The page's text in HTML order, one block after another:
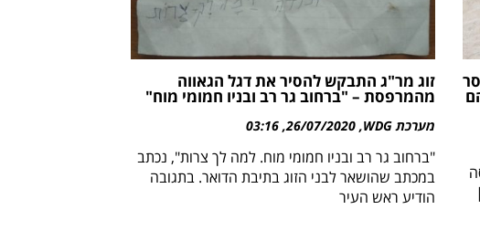
זוג מר"ג התבקש להסיר את דגל הגאווה
מהמרפסת – "ברחוב גר רב ובניו חמומי מוח"
מערכת WDG 26/07/2020
03:16
"ברחוב גר רב ובניו חמומי מוח. למה לך צרות", נכתב
במכתב שהושאר לבני הזוג בתיבת הדואר. בתגובה
הודיע ראש העיר